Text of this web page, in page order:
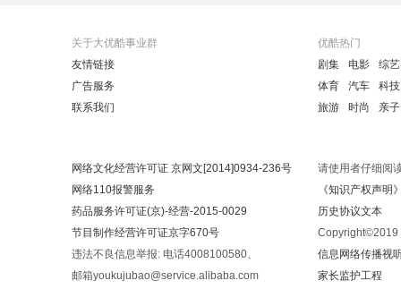
关于大优酷事业群
友情链接
广告服务
联系我们
优酷热门
剧集
电影
综艺
体育
汽车
科技
旅游
时尚 亲子
网络文化经营许可证 京网文[2014]0934-236号
网络110报警服务
药品服务许可证(京)-经营-2015-0029
节目制作经营许可证京字670号
违法不良信息举报: 电话4008100580、
邮箱youkujubao@service.alibaba.com
请使用者仔细阅
《知识产权声明
历史协议文本
Copyright©2019
信息网络传播视
家长监护工程